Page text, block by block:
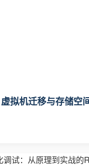
拟机迁移与存储空